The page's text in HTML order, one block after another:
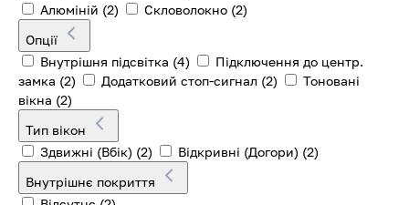
Алюміній (2) Скловолокно (2)
Опції
Внутрішня підсвітка (4)
Підключення до центр.
замка (2) Додатковий стоп-сигнал (2)
Тоновані
вікна (2)
Тип вікон
Здвижні (Вбік) (2) Відкривні (Догори) (2)
Внутрішнє покриття